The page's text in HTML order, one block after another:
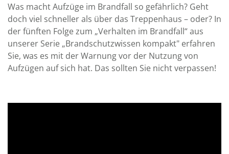
Was macht Auf­züge im Brand­fall so gefähr­lich? Geht
doch viel schneller als über das Treppen­haus – oder? In
der fünften Folge zum „Verhalten im Brandfall“ aus
unserer Serie „Brandschutzwissen kompakt" erfahren
Sie, was es mit der Warnung vor der Nutzung von
Aufzügen auf sich hat. Das sollten Sie nicht verpassen!